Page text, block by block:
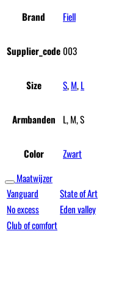
Brand
Fiell
Supplier_code003
Size S,M,L
Armbanden L, M, S
Color
Zwart
Maatwijzer
Vanguard
State of Art
No excess
Eden valley
Club of comfort